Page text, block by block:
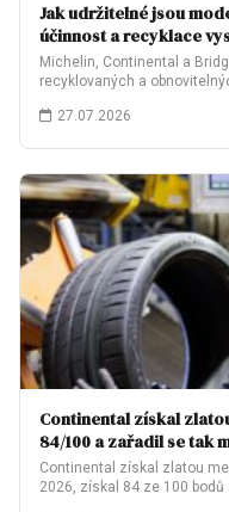
Jak udržitelné jsou
účinnost a recyklace
Michelin, Continental a
recyklovaných a
27.07.2026
Continental získal
84/100 a zařadil se tak
Continental získal zlatou
2026, získal 84 ze 100 bodů